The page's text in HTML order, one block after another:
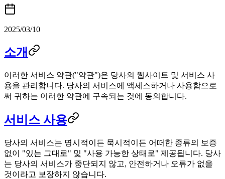
2025/03/10
소개
이러한 서비스 약관("약관")은 당사의 웹사이트 및 서비스 사
용을 관리합니다. 당사의 서비스에 액세스하거나 사용함으로
써 귀하는 이러한 약관에 구속되는 것에 동의합니다.
서비스 사용
당사의 서비스는 명시적이든 묵시적이든 어떠한 종류의 보증
없이 "있는 그대로" 및 "사용 가능한 상태로" 제공됩니다. 당사
는 당사의 서비스가 중단되지 않고, 안전하거나 오류가 없을
것이라고 보장하지 않습니다.